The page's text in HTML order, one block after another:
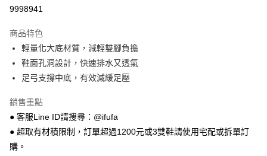
悠遊付
Google Pay
全盈+PAY
AFTEE先享後付
相關說明
【關於「AFTEE先享後付」】
AFTEE先享後付是「在收到商品之後才付款」的支付方式。 讓您購物簡單
ATM付款
9998941
商品特色
輕量化大底材質，減輕雙腳負擔
鞋面孔洞設計，快速排水又透氣
足弓支撐中底，有效減緩足壓
銷售重點
● 客服Line ID請搜尋：@ifufa
● 超取有材積限制，訂單超過1200元或3雙鞋請使用宅配或拆單訂
購。